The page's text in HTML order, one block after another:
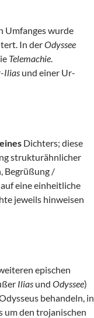
Umfanges wurde
In derOdyssee
Telemachie.
Ilias und einer Ur-
eines Dichters; diese
strukturähnlicher
Begrüßung /
auf eine einheitliche
jeweils hinweisen
epischen
Ilias und Odyssee)
behandeln, in
um den trojanischen